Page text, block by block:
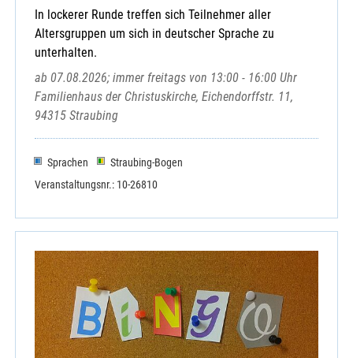
In lockerer Runde treffen sich Teilnehmer aller
Altersgruppen um sich in deutscher Sprache zu
unterhalten.
ab 07.08.2026; immer freitags von 13:00 - 16:00 Uhr
Familienhaus der Christuskirche, Eichendorffstr. 11,
94315 Straubing
Sprachen
Straubing-Bogen
Veranstaltungsnr.: 10-26810